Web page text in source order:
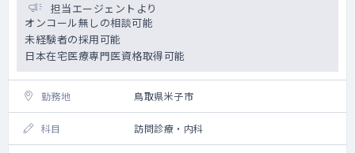
担当エージェントより
オンコール無しの相談可能
未経験者の採用可能
日本在宅医療専門医資格取得可能
勤務地 鳥取県米子市
科目 訪問診療・内科